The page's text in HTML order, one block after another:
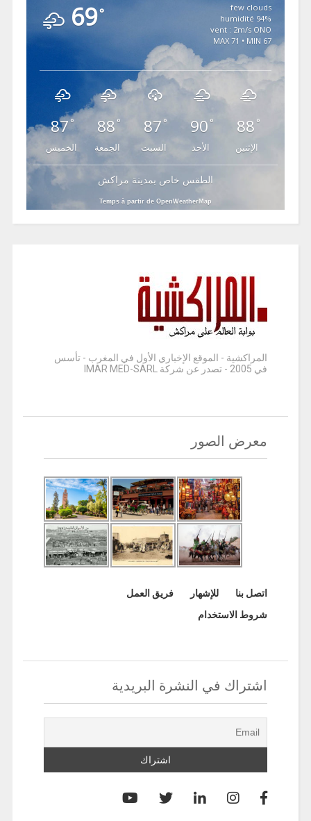
69°
few clouds
94% humidité
vent : 2m/s ONO
MAX 71 • MIN 67
87°
الخميس
88 °
الجمعة
87°
السبت
90 °
الأحد
88 °
الإثنين
الطقس خاص بمدينة مراكش
Temps à partir de OpenWeatherMap
المراكشية - الموقع الإخباري الأول في المغرب - تأسس
في 2005 - تصدر عن شركة IMAR MED-SARL
معرض الصور
اتصل بنا للإشهار
فريق العمل
شروط الاستخدام
اشتراك في النشرة البريدية